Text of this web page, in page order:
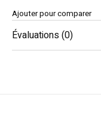
Ajouter pour comparer
Évaluations (0)